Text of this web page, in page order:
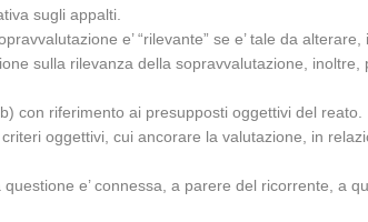
sugli appalti.
e’ “rilevante” se e’ tale da
sulla rilevanza della sopravvalutazione,
con riferimento ai presupposti oggettivi del reato.
oggettivi, cui ancorare la valutazione, in
e’ connessa, a parere del ricorrente, a